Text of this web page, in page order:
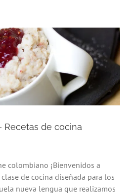
Recetas de cocina
colombiano ¡Bienvenidos a
de cocina diseñada para los
nueva lengua que realizamos